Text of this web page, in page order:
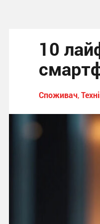
10
Споживач,